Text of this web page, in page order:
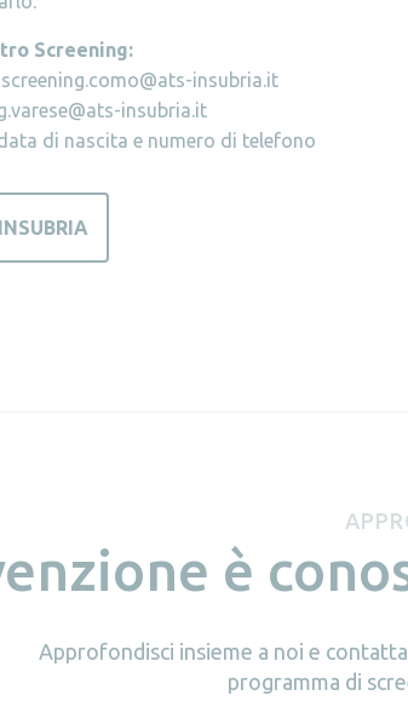
Screening:
insubria.it
insubria.it
di nascita e numero di telefono
è
Approfondisci insieme a noi e
programma di